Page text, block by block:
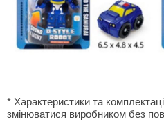
* Характеристики та
змінюватися виробником без